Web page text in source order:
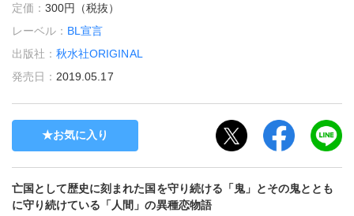
定価：300円（税抜）
レーベル： BL宣言
出版社：秋水社ORIGINAL
発売日： 2019.05.17
お気に入り
亡国として歴史に刻まれた国を守り続ける「鬼」とその鬼ととも
に守り続けている「人間」の異種恋物語